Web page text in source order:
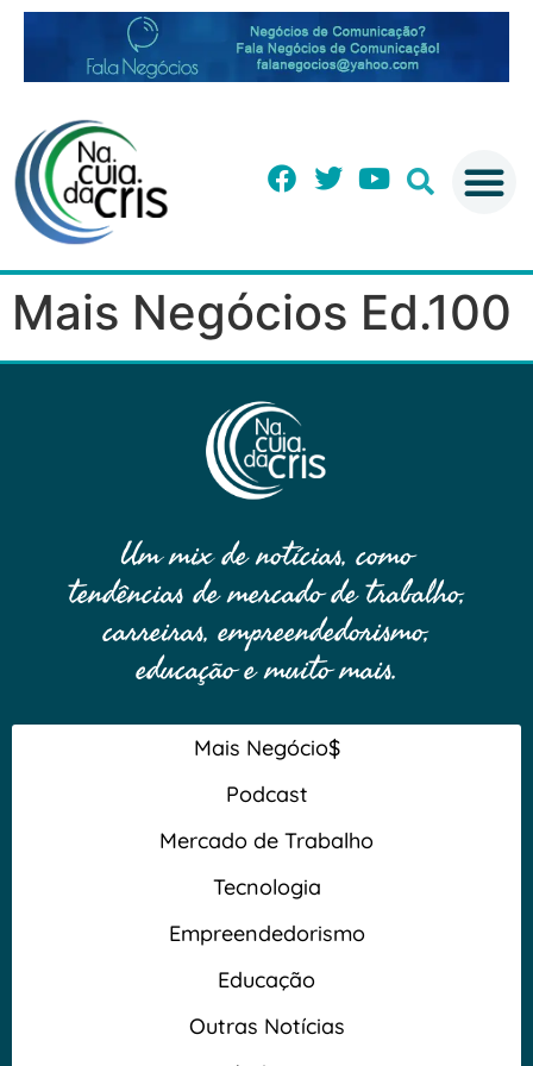
Mais Negócios Ed.100
Um mix de notícias, como
tendências de mercado de trabalho,
carreiras, empreendedorismo,
educação e muito mais.
Mais Negócio$
Podcast
Mercado de Trabalho
Tecnologia
Empreendedorismo
Educação
Outras Notícias